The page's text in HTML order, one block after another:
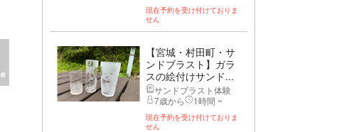
現在予約を受け付けておりま
せん
【宮城・村田町・サ
ンドブラスト】ガラ
スの絵付けサンド...
サンドブラスト体験
7歳から
1時間 ~
現在予約を受け付けておりま
せん